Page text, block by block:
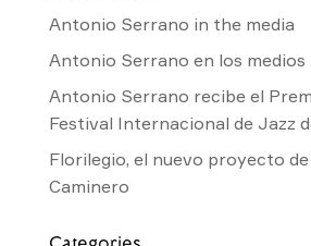
Antonio Serrano in the media
Antonio Serrano en los medios
Antonio Serrano recibe el
Festival Internacional de Jazz
Florilegio, el nuevo proyecto
Caminero